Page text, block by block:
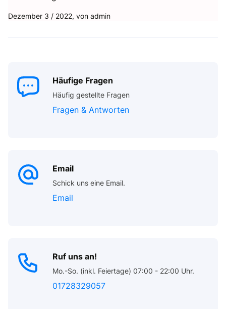
Dezember 3 / 2022, von admin
Häufige Fragen
Häufig gestellte Fragen
Fragen & Antworten
Email
Schick uns eine Email.
Email
Ruf uns an!
Mo.-So. (inkl. Feiertage) 07:00 - 22:00 Uhr.
01728329057